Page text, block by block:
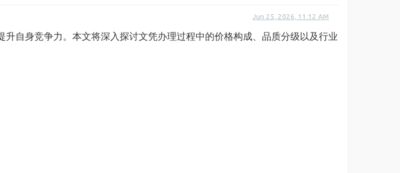
Jun 25, 2026, 11:12 AM
自身竞争力。本文将深入探讨文凭办理过程中的价格构成、品质分级以及行业